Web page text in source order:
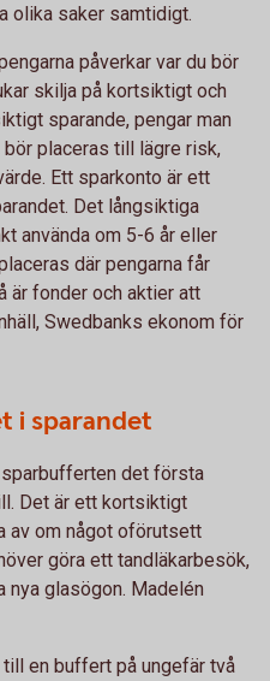
olika saker samtidigt.
påverkar var du bör
skilja på kortsiktigt och
sparande, pengar man
bör placeras till lägre risk,
Ett sparkonto är ett
Det långsiktiga
använda om 5-6 år eller
där pengarna får
är fonder och aktier att
Swedbanks ekonom för
i sparandet
det första
Det är ett kortsiktigt
av om något oförutsett
göra ett tandläkarbesök,
glasögon. Madelén
en buffert på ungefär två